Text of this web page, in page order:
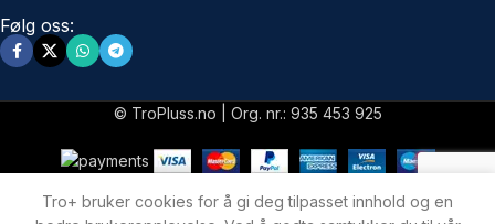
Følg oss:
© TroPluss.no | Org. nr.: 935 453 925
MenuNyheterMy account
Tro+ bruker cookies for å gi deg tilpasset innhold og en